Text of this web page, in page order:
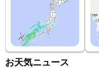
お天気ニュース